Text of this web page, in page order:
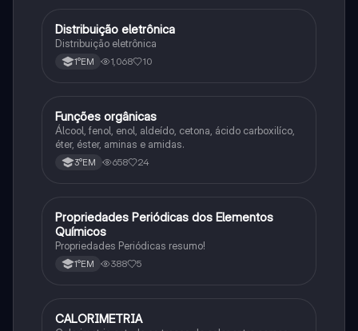
Química
Distribuição eletrônica
Distribuição eletrônica
1°EM 1,068 10
Química
Funções orgânicas
Álcool, fenol, enol, aldeído, cetona, ácido carboxilíco,
éter, éster, aminas e amidas.
3°EM 658 24
Química
Propriedades Periódicas dos Elementos
Químicos
Propriedades Periódicas resumo!
1°EM 388 5
Química
CALORIMETRIA